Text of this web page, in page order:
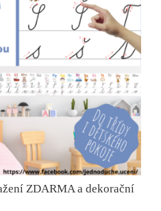
ZDARMA a dekorační